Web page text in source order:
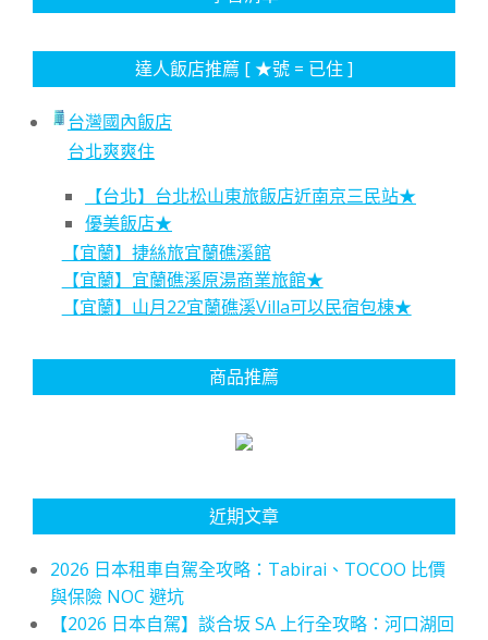
達人飯店推薦 [ ★號 = 已住 ]
台灣國內飯店
台北爽爽住
【台北】台北松山東旅飯店近南京三民站★
優美飯店★
【宜蘭】捷絲旅宜蘭礁溪館
【宜蘭】宜蘭礁溪原湯商業旅館★
【宜蘭】山月22宜蘭礁溪Villa可以民宿包棟★
商品推薦
近期文章
2026 日本租車自駕全攻略：Tabirai、TOCOO 比價
與保險 NOC 避坑
【2026 日本自駕】談合坂 SA 上行全攻略：河口湖回